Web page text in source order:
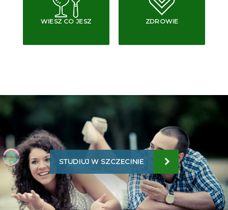
WIESZ CO JESZ ZDROWIE
STUDIUJ W SZCZECINIE